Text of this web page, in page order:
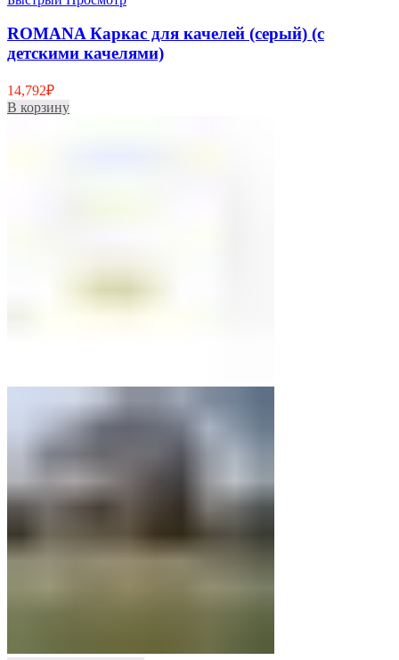
ROMANA Каркас для качелей (серый) (с
детскими качелями)
14,792₽
В корзину